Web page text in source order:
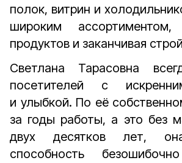
полок, витрин и
широким
продуктов и заканчивая
Светлана Тарасовна
посетителей с
и улыбкой. По её
за годы работы, а это без
двух десятков лет,
способность